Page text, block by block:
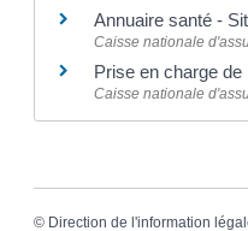
Annuaire santé -
Caisse nationale
Prise en charge
Caisse nationale
© Direction de l'information